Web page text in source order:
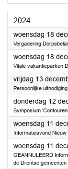
2024
woensdag 18
Vergadering
woensdag 18
Vitale vakantieparken
vrijdag 13
Persoonlijke
donderdag 12
Symposium
woensdag 11
Informatieavond Nieuw
woensdag 11
GEANNULEERD
de Drentse gemeenten